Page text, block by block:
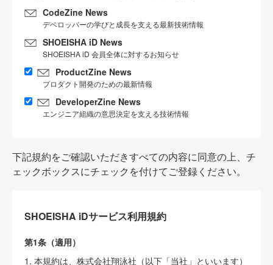
CodeZine News
デベロッパーの学びと成長を支える最新技術情報
SHOEISHA iD News
SHOEISHA iD 会員全体に対するお知らせ
ProductZine News
プロダクト開発のための最新情報
DeveloperZine News
エンジニア組織の意思決定を支える技術情報
下記規約をご確認いただきすべての内容に同意の上、チ
ェックボックスにチェックを付けてご登録ください。
SHOEISHA iDサービス利用規約
第1条（適用）
1. 本規約は、株式会社翔泳社（以下「当社」といいます）